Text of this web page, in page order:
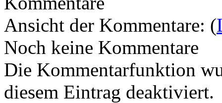
Ansicht der Kommentare: (
Noch keine Kommentare
Die Kommentarfunktion
diesem Eintrag deaktiviert.